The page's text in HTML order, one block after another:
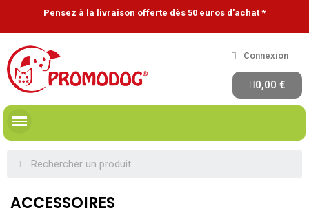
Pensez à la livraison offerte dès 50 euros d'achat *
Connexion
0,00 €
ACCESSOIRES